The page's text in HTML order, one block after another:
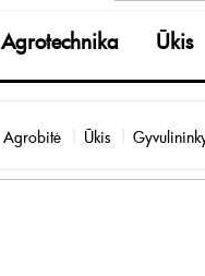
Agrotechnika Ūkis
Agrobitė Ūkis